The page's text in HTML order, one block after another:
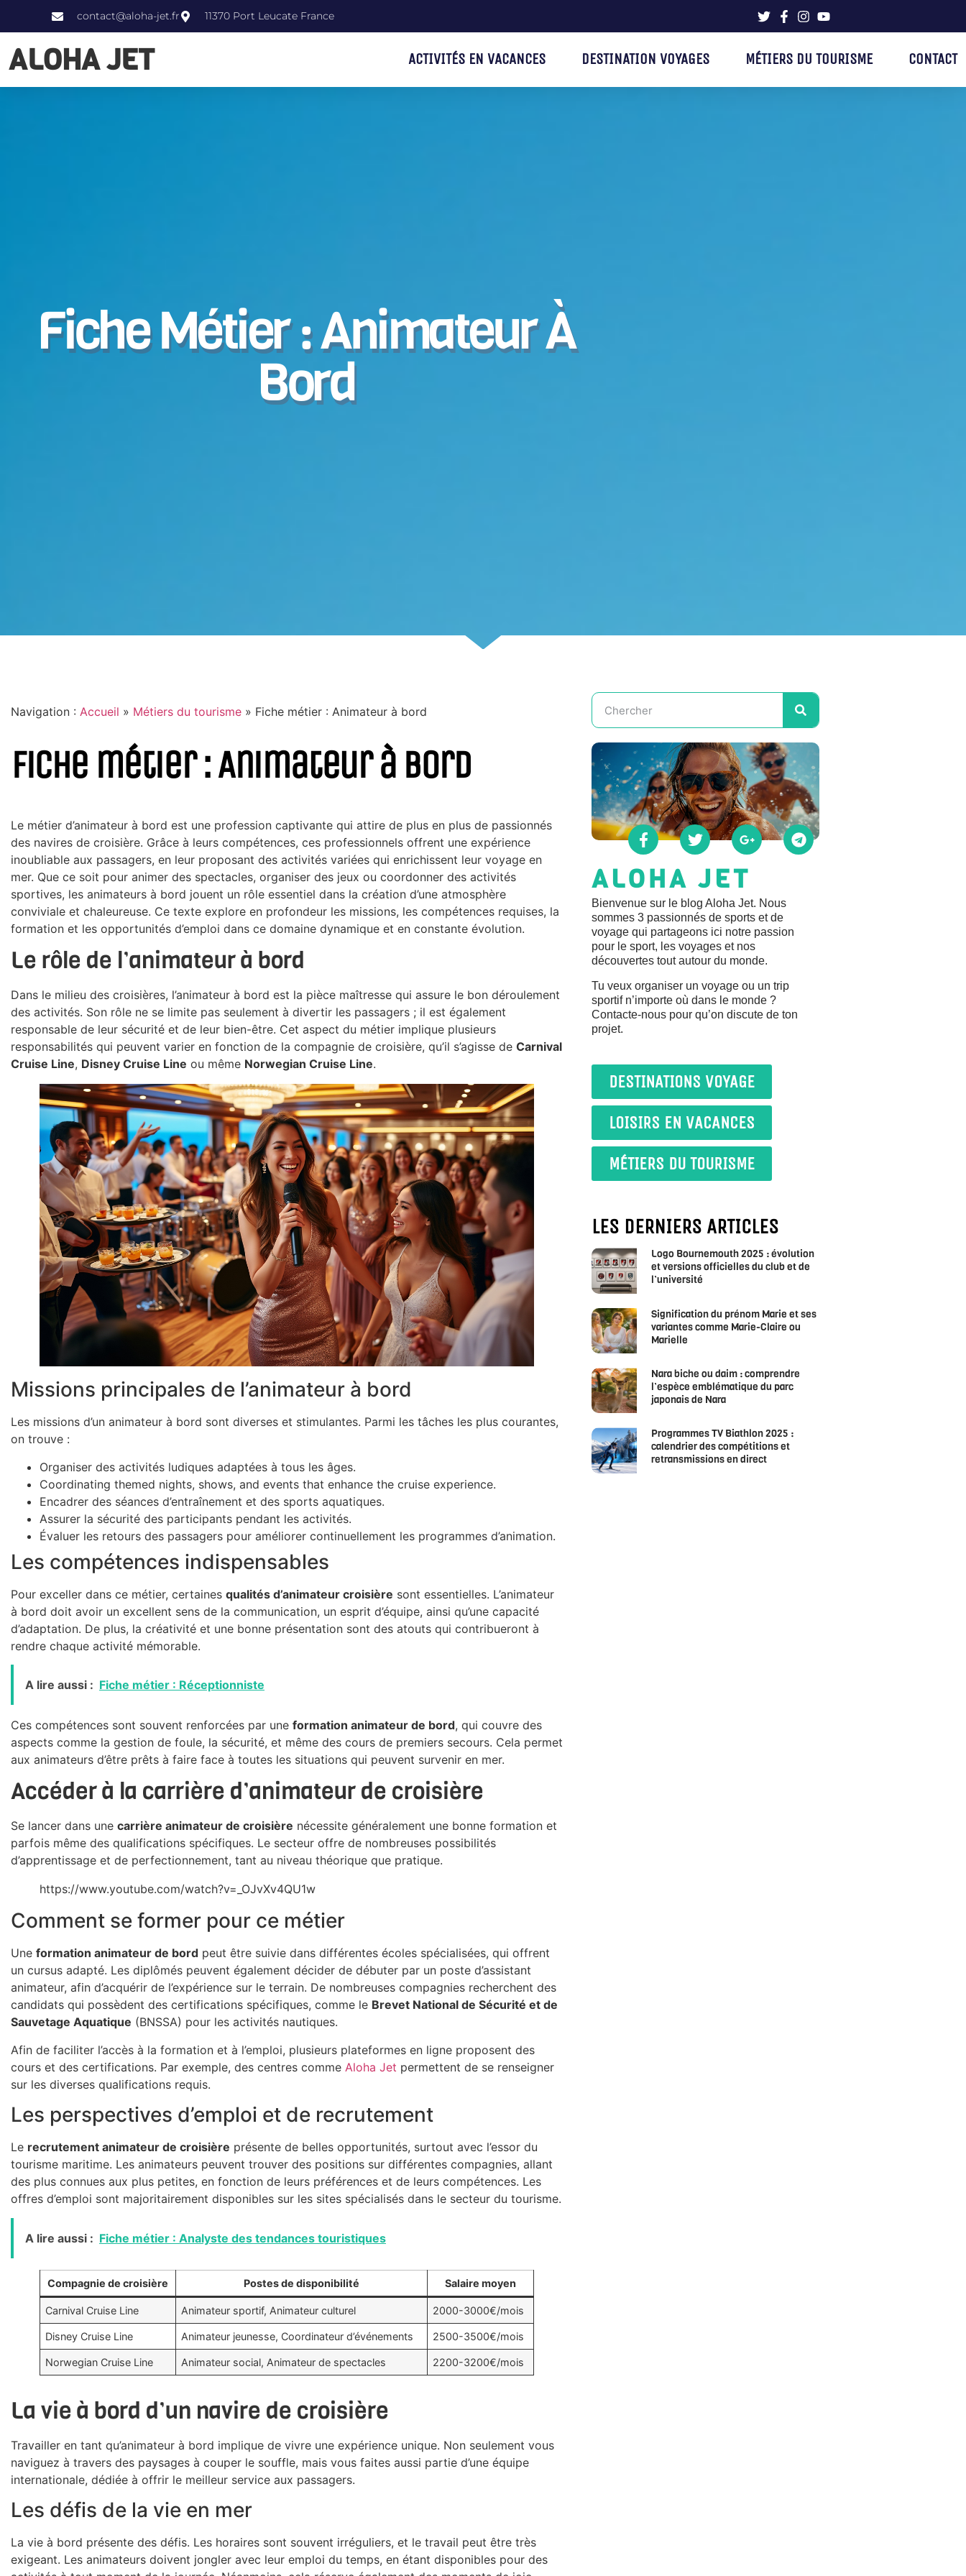
contact@aloha-jet.fr 11370 Port Leucate France
ALOHA JET ACTIVITÉS EN VACANCES DESTINATION VOYAGES MÉTIERS DU TOURISME CONTACT
Fiche Métier : Animateur À
Bord
Navigation : Accueil » Métiers du tourisme » Fiche métier : Animateur à bord
Fiche métier : Animateur à bord
Le métier d’animateur à bord est une profession captivante qui attire de plus en plus de passionnés
des navires de croisière. Grâce à leurs compétences, ces professionnels offrent une expérience
inoubliable aux passagers, en leur proposant des activités variées qui enrichissent leur voyage en
mer. Que ce soit pour animer des spectacles, organiser des jeux ou coordonner des activités
sportives, les animateurs à bord jouent un rôle essentiel dans la création d’une atmosphère
conviviale et chaleureuse. Ce texte explore en profondeur les missions, les compétences requises, la
formation et les opportunités d’emploi dans ce domaine dynamique et en constante évolution.
Le rôle de l’animateur à bord
Dans le milieu des croisières, l’animateur à bord est la pièce maîtresse qui assure le bon déroulement
des activités. Son rôle ne se limite pas seulement à divertir les passagers ; il est également
responsable de leur sécurité et de leur bien-être. Cet aspect du métier implique plusieurs
responsabilités qui peuvent varier en fonction de la compagnie de croisière, qu’il s’agisse de Carnival
Cruise Line, Disney Cruise Line ou même Norwegian Cruise Line.
Missions principales de l’animateur à bord
Les missions d’un animateur à bord sont diverses et stimulantes. Parmi les tâches les plus courantes,
on trouve :
Organiser des activités ludiques adaptées à tous les âges.
Coordinating themed nights, shows, and events that enhance the cruise experience.
Encadrer des séances d’entraînement et des sports aquatiques.
Assurer la sécurité des participants pendant les activités.
Évaluer les retours des passagers pour améliorer continuellement les programmes d’animation.
Les compétences indispensables
Pour exceller dans ce métier, certaines qualités d’animateur croisière sont essentielles. L’animateur
à bord doit avoir un excellent sens de la communication, un esprit d’équipe, ainsi qu’une capacité
d’adaptation. De plus, la créativité et une bonne présentation sont des atouts qui contribueront à
rendre chaque activité mémorable.
A lire aussi : Fiche métier : Réceptionniste
Ces compétences sont souvent renforcées par une formation animateur de bord, qui couvre des
aspects comme la gestion de foule, la sécurité, et même des cours de premiers secours. Cela permet
aux animateurs d’être prêts à faire face à toutes les situations qui peuvent survenir en mer.
Accéder à la carrière d’animateur de croisière
Se lancer dans une carrière animateur de croisière nécessite généralement une bonne formation et
parfois même des qualifications spécifiques. Le secteur offre de nombreuses possibilités
d’apprentissage et de perfectionnement, tant au niveau théorique que pratique.
https://www.youtube.com/watch?v=_OJvXv4QU1w
Comment se former pour ce métier
Une formation animateur de bord peut être suivie dans différentes écoles spécialisées, qui offrent
un cursus adapté. Les diplômés peuvent également décider de débuter par un poste d’assistant
animateur, afin d’acquérir de l’expérience sur le terrain. De nombreuses compagnies recherchent des
candidats qui possèdent des certifications spécifiques, comme le Brevet National de Sécurité et de
Sauvetage Aquatique (BNSSA) pour les activités nautiques.
Afin de faciliter l’accès à la formation et à l’emploi, plusieurs plateformes en ligne proposent des
cours et des certifications. Par exemple, des centres comme Aloha Jet permettent de se renseigner
sur les diverses qualifications requis.
Les perspectives d’emploi et de recrutement
Le recrutement animateur de croisière présente de belles opportunités, surtout avec l’essor du
tourisme maritime. Les animateurs peuvent trouver des positions sur différentes compagnies, allant
des plus connues aux plus petites, en fonction de leurs préférences et de leurs compétences. Les
offres d’emploi sont majoritairement disponibles sur les sites spécialisés dans le secteur du tourisme.
A lire aussi : Fiche métier : Analyste des tendances touristiques
Compagnie de croisière Postes de disponibilité Salaire moyen
Carnival Cruise Line Animateur sportif, Animateur culturel 2000-3000€/mois
Disney Cruise Line Animateur jeunesse, Coordinateur d’événements 2500-3500€/mois
Norwegian Cruise Line Animateur social, Animateur de spectacles 2200-3200€/mois
La vie à bord d’un navire de croisière
Travailler en tant qu’animateur à bord implique de vivre une expérience unique. Non seulement vous
naviguez à travers des paysages à couper le souffle, mais vous faites aussi partie d’une équipe
internationale, dédiée à offrir le meilleur service aux passagers.
Les défis de la vie en mer
La vie à bord présente des défis. Les horaires sont souvent irréguliers, et le travail peut être très
exigeant. Les animateurs doivent jongler avec leur emploi du temps, en étant disponibles pour des
ALOHA JET
Bienvenue sur le blog Aloha Jet. Nous
sommes 3 passionnés de sports et de
voyage qui partageons ici notre passion
pour le sport, les voyages et nos
découvertes tout autour du monde.
Tu veux organiser un voyage ou un trip
sportif n’importe où dans le monde ?
Contacte-nous pour qu’on discute de ton
projet.
DESTINATIONS VOYAGE
LOISIRS EN VACANCES
MÉTIERS DU TOURISME
LES DERNIERS ARTICLES
Logo Bournemouth 2025 : évolution
et versions officielles du club et de
l’université
Signification du prénom Marie et ses
variantes comme Marie-Claire ou
Marielle
Nara biche ou daim : comprendre
l’espèce emblématique du parc
japonais de Nara
Programmes TV Biathlon 2025 :
calendrier des compétitions et
retransmissions en direct